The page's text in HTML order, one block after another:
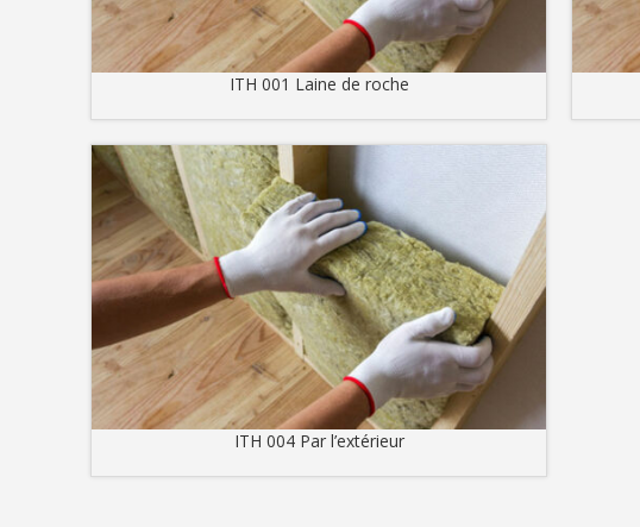
ITH 001 Laine de roche
ITH 004 Par l’extérieur